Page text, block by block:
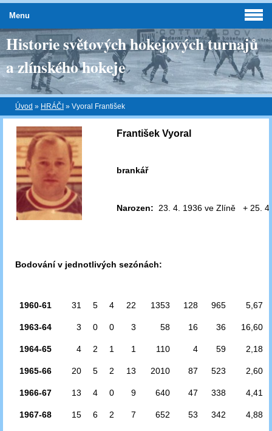
Historie světových hokejových turnajů
a zlínského hokeje
Úvod » HRÁČI » Vyoral František
František Vyoral
brankář
Narozen: 23. 4. 1936 ve Zlíně + 25.
Bodování v jednotlivých sezónách:
1960-61 31 5 4 22 1353 128 965 5,67
1963-64 3 0 0 3 58 16 36 16,60
1964-65 4 2 1 1 110 4 59 2,18
1965-66 20 5 2 13 2010 87 523 2,60
1966-67 13 4 0 9 640 47 338 4,41
1967-68 15 6 2 7 652 53 342 4,88
Menu